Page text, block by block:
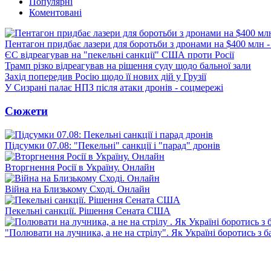
Коментовані
Пентагон придбає лазери для боротьби з дронами на $400 млн
ЄС відреагував на "пекельні санкції" США проти Росії
Трамп різко відреагував на рішення суду щодо бальної зали
Захід попередив Росію щодо її нових дій у Грузії
У Сизрані палає НПЗ після атаки дронів - соцмережі
Сюжети
Підсумки 07.08: "Пекельні" санкції і "парад" дронів
Вторгнення Росії в Україну. Онлайн
Війна на Близькому Сході. Онлайн
Пекельні санкції. Рішення Сената США
"Полювати на лучника, а не на стрілу". Як Україні боротись з